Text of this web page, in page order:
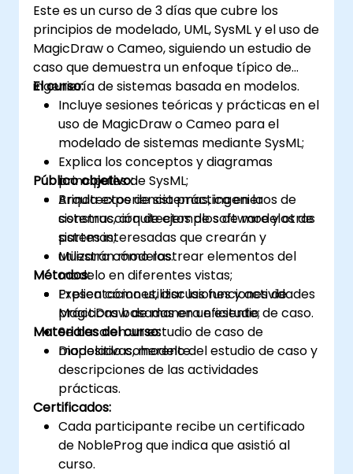
Este es un curso de 3 días que cubre los
principios de modelado, UML, SysML y el uso de
MagicDraw o Cameo, siguiendo un estudio de
caso que demuestra un enfoque típico de
ingeniería de sistemas basada en modelos.
El curso:
Incluye sesiones teóricas y prácticas en el
uso de MagicDraw o Cameo para el
modelado de sistemas mediante SysML;
Explica los conceptos y diagramas
principales de SysML;
Brinda experiencia práctica en la
construcción de ejemplos de modelos de
sistemas;
Muestra cómo rastrear elementos del
modelo en diferentes vistas;
Explica cómo utilizar las funciones de
MagicDraw de manera eficiente;
Se basa en un estudio de caso de
modelado coherente.
Público objetivo:
Arquitectos de sistemas, ingenieros de
sistemas, arquitectos de software y otras
partes interesadas que crearán y
utilizarán modelos.
Métodos:
Presentaciones, discusiones y actividades
prácticas basadas en un estudio de caso.
Materiales del curso:
Diapositivas, modelo del estudio de caso y
descripciones de las actividades
prácticas.
Certificados:
Cada participante recibe un certificado
de NobleProg que indica que asistió al
curso.